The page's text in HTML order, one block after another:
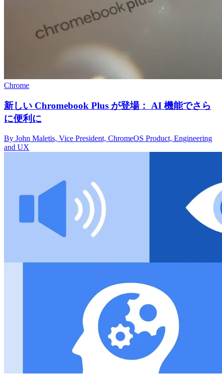
Chrome
新しい Chromebook Plus が登場： AI 機能でさら
に便利に
By John Maletis, Vice President, ChromeOS Product, Engineering
and UX